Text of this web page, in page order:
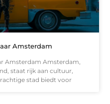
Amsterdam
Amsterdam Amsterdam,
staat rijk aan cultuur,
stad biedt voor